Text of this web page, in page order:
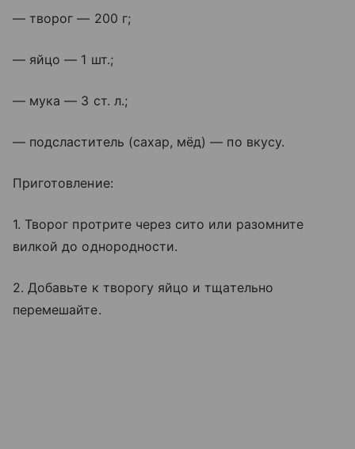
— творог — 200 г;
— яйцо — 1 шт.;
— мука — 3 ст. л.;
— подсластитель (сахар, мёд) — по вкусу.
Приготовление:
1. Творог протрите через сито или разомните
вилкой до однородности.
2. Добавьте к творогу яйцо и тщательно
перемешайте.